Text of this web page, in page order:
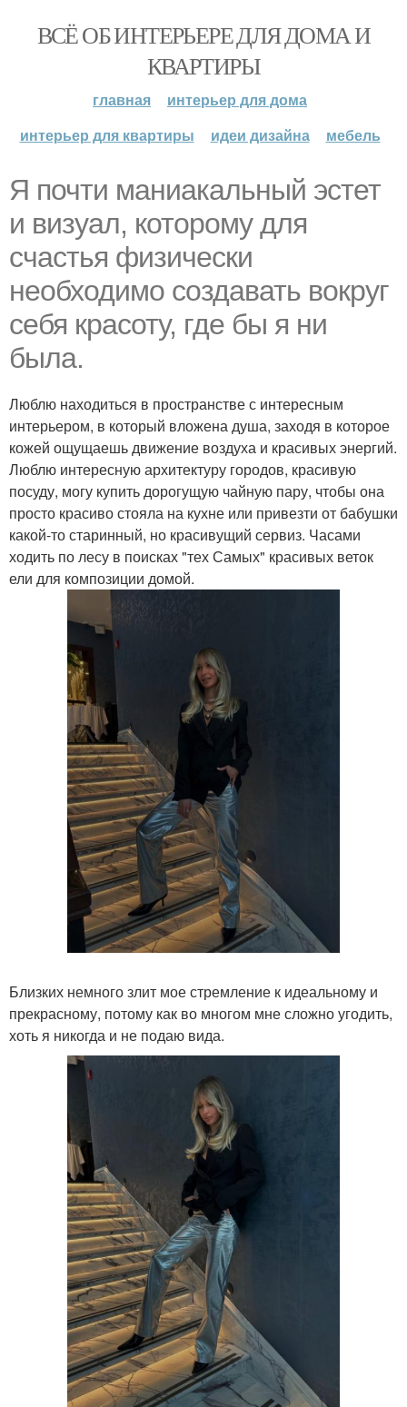
ВСЁ ОБ ИНТЕРЬЕРЕ ДЛЯ ДОМА И
КВАРТИРЫ
главная
интерьер для дома
интерьер для квартиры
идеи дизайна мебель
Я почти маниакальный эстет
и визуал, которому для
счастья физически
необходимо создавать вокруг
себя красоту, где бы я ни
была.
Люблю находиться в пространстве с интересным
интерьером, в который вложена душа, заходя в которое
кожей ощущаешь движение воздуха и красивых энергий.
Люблю интересную архитектуру городов, красивую
посуду, могу купить дорогущую чайную пару, чтобы она
просто красиво стояла на кухне или привезти от бабушки
какой-то старинный, но красивущий сервиз. Часами
ходить по лесу в поисках "тех Самых" красивых веток
ели для композиции домой.
Близких немного злит мое стремление к идеальному и
прекрасному, потому как во многом мне сложно угодить,
хоть я никогда и не подаю вида.